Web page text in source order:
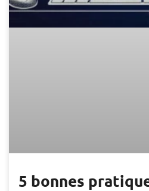
5 bonnes